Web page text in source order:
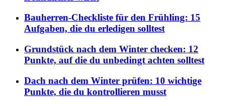
Bauherren-Checkliste für den Frühling: 15
Aufgaben, die du erledigen solltest
Grundstück nach dem Winter checken: 12
Punkte, auf die du unbedingt achten solltest
Dach nach dem Winter prüfen: 10 wichtige
Punkte, die du kontrollieren musst